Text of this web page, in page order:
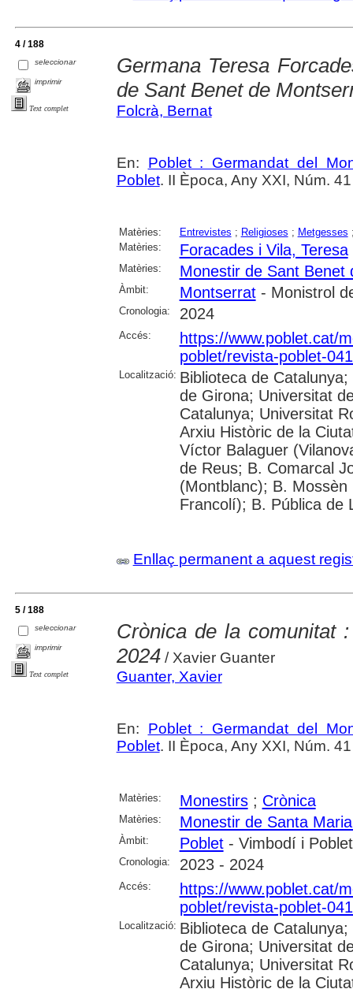
4 / 188
seleccionar
imprimir
Text complet
Germana Teresa
de Sant Benet de
Folcrà, Bernat
En: Poblet : Germandat del
Poblet. II Època, Any XXI, Núm.
Matèries: Entrevistes ; Religioses ; Metgesses
Matèries:
Foracades i Vila, Teresa
Matèries: Monestir de Sant Benet
Àmbit: Montserrat- Monistrol
Cronologia: 2024
Accés:
https://www.poblet.cat/
poblet/revista-poblet-
Localització: Biblioteca de
de Girona; Universitat
Catalunya; Universitat
Arxiu Històric de la
Víctor Balaguer
de Reus; B. Comarcal
(Montblanc); B.
Francolí); B. Pública de
Enllaç permanent a aquest
5 / 188
seleccionar
imprimir
Text complet
Crònica de la comunitat
2024/ Xavier Guanter
Guanter, Xavier
En: Poblet : Germandat del
Poblet. II Època, Any XXI, Núm.
Matèries: Monestirs; Crònica
Matèries: Monestir de Santa
Àmbit: Poblet- Vimbodí i Poblet
Cronologia: 2023 - 2024
Accés:
https://www.poblet.cat/
poblet/revista-poblet-
Localització: Biblioteca de
de Girona; Universitat
Catalunya; Universitat
Arxiu Històric de la